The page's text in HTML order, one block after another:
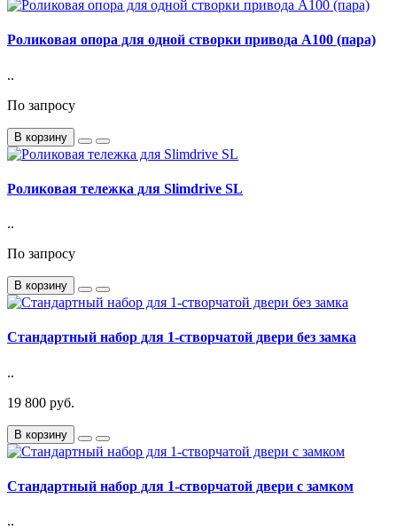
Роликовая опора для одной створки привода A100 (пара)
..
По запросу
В корзину
Роликовая тележка для Slimdrive SL
..
По запросу
В корзину
Стандартный набор для 1-створчатой двери без замка
..
19 800 руб.
В корзину
Стандартный набор для 1-створчатой двери с замком
..